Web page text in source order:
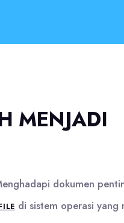
MENJADI
dokumen
di sistem operasi